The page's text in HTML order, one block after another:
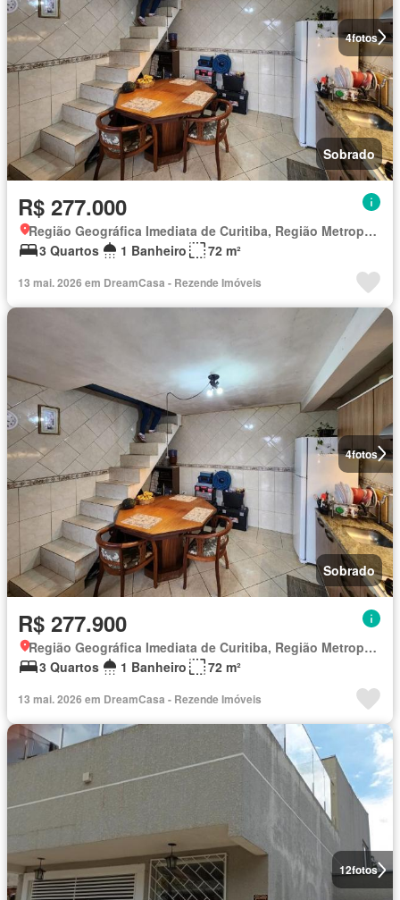
4fotos
Sobrado
R$ 277.000
Região Geográfica Imediata de Curitiba, Região Metropolitana de Curitiba
3 Quartos
1 Banheiro 72 m²
13 mai. 2026 em DreamCasa - Rezende Imóveis
4fotos
Sobrado
R$ 277.900
Região Geográfica Imediata de Curitiba, Região Metropolitana de Curitiba
3 Quartos
1 Banheiro 72 m²
13 mai. 2026 em DreamCasa - Rezende Imóveis
12fotos